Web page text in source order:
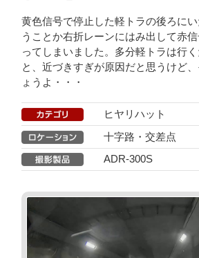
黄色信号で停止した軽トラの後ろに
うことか右折レーンにはみ出して赤
ってしまいました。多分軽トラは行
と、近づきすぎが原因だと思うけど
ょうよ・・・
ヒヤリハット
十字路・交差点
ADR-300S